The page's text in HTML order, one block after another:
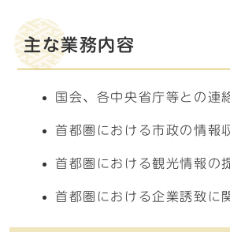
主な業務内容
国会、各中央省庁等との連
首都圏における市政の情報
首都圏における観光情報の
首都圏における企業誘致に